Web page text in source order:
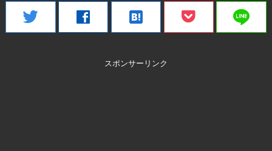
twitter facebook hatenabookmark line
スポンサーリンク